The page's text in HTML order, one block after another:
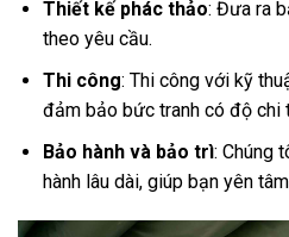
Thiết kế phác thảo: Đưa ra
theo yêu cầu.
Thi công: Thi công với kỹ
đảm bảo bức tranh có độ chi
Bảo hành và bảo trì: Chúng
hành lâu dài, giúp bạn yên